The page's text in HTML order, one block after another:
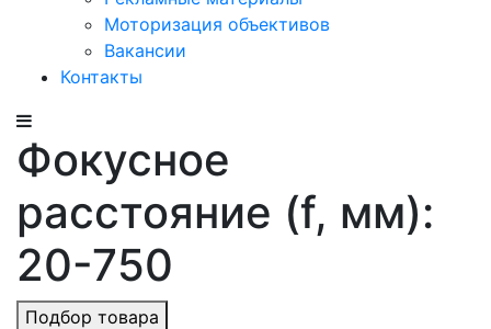
Моторизация объективов
Вакансии
Контакты
Фокусное
расстояние (f, мм):
20-750
Подбор товара